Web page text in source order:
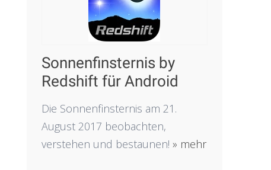
Sonnenfinsternis by
Redshift für Android
Die Sonnenfinsternis am 21.
August 2017 beobachten,
verstehen und bestaunen! » mehr